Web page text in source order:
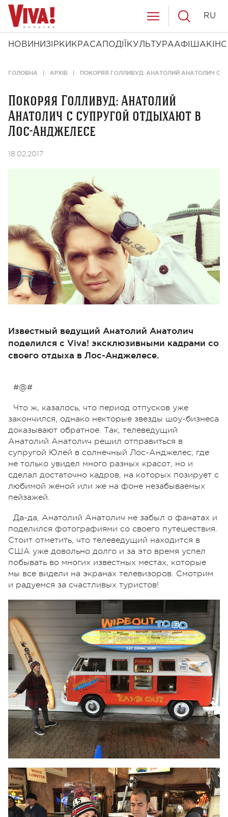
НОВИНИ ЗІРКИ КРАСА ПОДІЇ КУЛЬТУРААФІША КІНО
RU
ГОЛОВНА АРХІВ ПОКОРЯЯ ГОЛЛИВУД: АНАТОЛИЙ АНАТОЛИЧ С
Покоряя Голливуд: Анатолий
Анатолич с супругой отдыхают в
Лос-Анджелесе
18.02.2017
Известный ведущий Анатолий Анатолич
поделился с Viva! эксклюзивными кадрами со
своего отдыха в Лос-Анджелесе.
#@#
Что ж, казалось, что период отпусков уже
закончился, однако некторые звезды шоу-бизнеса
доказывают обратное. Так, телеведущий
Анатолий Анатолич решил отправиться в
супругой Юлей в солнечный Лос-Анджелес, где
не только увидел много разных красот, но и
сделал достаточно кадров, на которых позирует с
любимой женой или же на фоне незабываемых
пейзажей.
Да-да, Анатолий Анатолич не забыл о фанатах и
поделился фотографиями со своего путешествия.
Стоит отметить, что телеведущий находится в
США уже довольно долго и за это время успел
побывать во многих известных местах, которые
мы все видели на экранах телевизоров. Смотрим
и радуемся за счастливых туристов!